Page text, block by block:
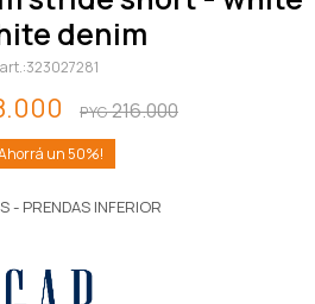
denim
323027281
PYG216.000
50
- PRENDAS INFERIOR